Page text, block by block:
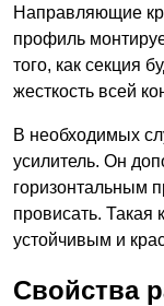
Направляющие
профиль
того, как секция
жесткость всей
В необходимых
усилитель. Он
горизонтальным
провисать. Такая
устойчивым и
Свойства